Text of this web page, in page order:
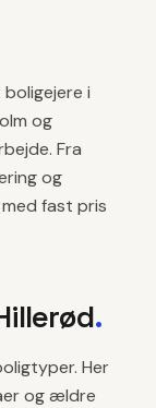
i
og
Fra
og
fast pris
.
Her
og ældre